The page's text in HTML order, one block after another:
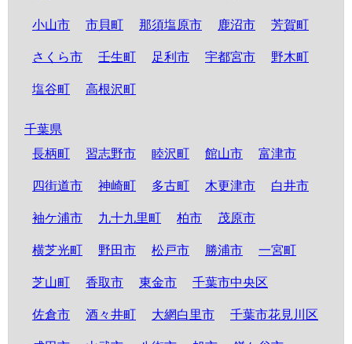
小山市 市貝町 那須塩原市 鹿沼市 芳賀町
さくら市 壬生町 足利市 宇都宮市 野木町
塩谷町 高根沢町
千葉県
長柄町
習志野市 睦沢町 館山市 富津市
四街道市 神崎町 多古町 木更津市 白井市
袖ケ浦市 九十九里町 柏市 茂原市
横芝光町 野田市 松戸市 勝浦市 一宮町
芝山町 香取市 東金市 千葉市中央区
佐倉市 酒々井町 大網白里市 千葉市花見川区